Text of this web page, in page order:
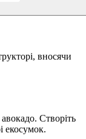
вносячи
Створіть
екосумок.